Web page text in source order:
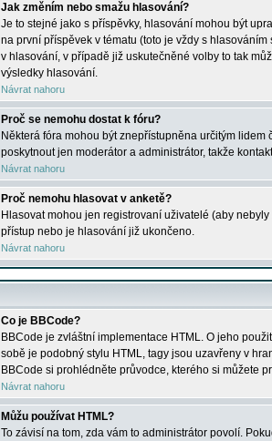
Jak změním nebo smažu hlasování?
Je to stejné jako s příspěvky, hlasování mohou být
na první příspěvek v tématu (toto je vždy s
v hlasování, v případě již uskutečněné volby to tak
výsledky hlasování.
Návrat nahoru
Proč se nemohu dostat k fóru?
Některá fóra mohou být znepřístupněna určitým
poskytnout jen moderátor a administrátor, takže
Návrat nahoru
Proč nemohu hlasovat v anketě?
Hlasovat mohou jen registrovaní uživatelé (aby
přístup nebo je hlasování již ukončeno.
Návrat nahoru
Co je BBCode?
BBCode je zvláštní implementace HTML. O jeho
sobě je podobný stylu HTML, tagy jsou uzavřeny v
BBCode si prohlédněte průvodce, kterého si můžete
Návrat nahoru
Můžu používat HTML?
To závisí na tom, zda vám to administrátor povolí.